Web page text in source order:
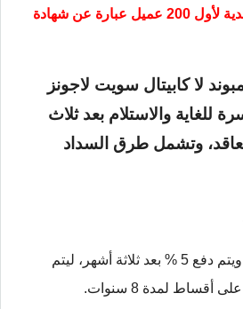
• تقدم شركة بيراميدز هدية لأول 200 عميل عبارة عن شهادة
لا كابيتال سويت لاجونز
للغاية والاستلام بعد ثلاث
وتشمل طرق السداد
يدفع العميل 5% مقدم، ويتم دفع 5 % بعد ثلاثة أشهر، ليتم
لمدة 8 سنوات.